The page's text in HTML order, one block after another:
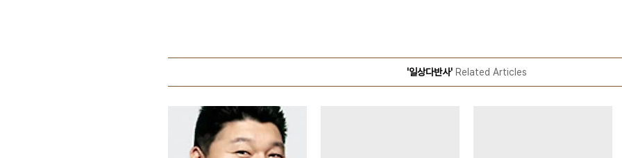
'일상다반사'Related Articles